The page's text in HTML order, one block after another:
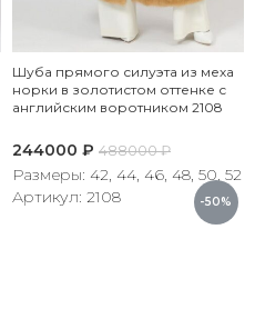
-50%
Шуба прямого силуэта из меха
норки в золотистом оттенке с
английским воротником 2108
244000 ₽ 488000₽
Размеры: 42, 44, 46, 48, 50, 52
Артикул: 2108